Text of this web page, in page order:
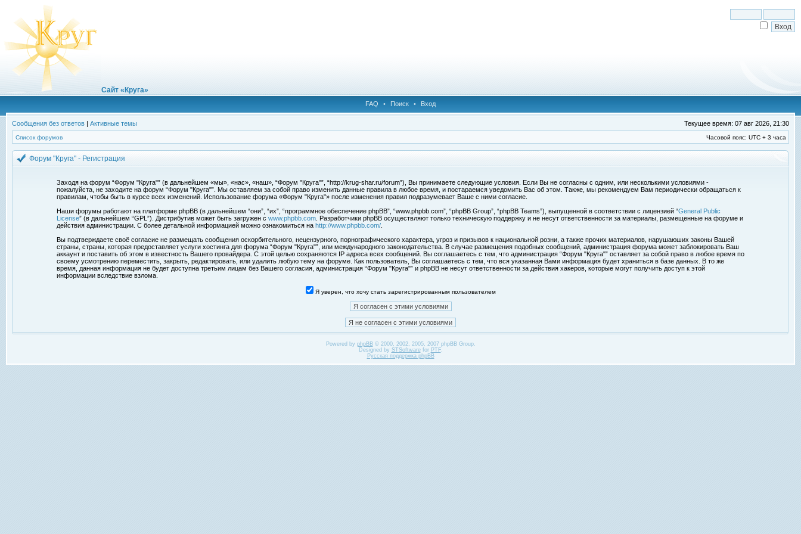
Сайт «Круга»
FAQ • Поиск • Вход
Сообщения без ответов | Активные темы Текущее время: 07 авг 2026, 21:30
Список форумов Часовой пояс: UTC + 3 часа
Форум "Круга" - Регистрация
Заходя на форум “Форум "Круга"” (в дальнейшем «мы», «нас», «наш», “Форум "Круга"”, “http://krug-shar.ru/forum”), Вы принимаете следующие условия. Если Вы не согласны с одним, или несколькими условиями -
пожалуйста, не заходите на форум “Форум "Круга"”. Мы оставляем за собой право изменить данные правила в любое время, и постараемся уведомить Вас об этом. Также, мы рекомендуем Вам периодически обращаться к
правилам, чтобы быть в курсе всех изменений. Использование форума «Форум "Круга"» после изменения правил подразумевает Ваше с ними согласие.
Наши форумы работают на платформе phpBB (в дальнейшем “они”, “их”, “программное обеспечение phpBB”, “www.phpbb.com”, “phpBB Group”, “phpBB Teams”), выпущенной в соответствии с лицензией “General Public
License” (в дальнейшем “GPL”). Дистрибутив может быть загружен с www.phpbb.com . Разработчики phpBB осуществляют только техническую поддержку и не несут ответственности за материалы, размещенные на форуме и
действия администрации. С более детальной информацией можно ознакомиться на http://www.phpbb.com/
Вы подтверждаете своё согласие не размещать сообщения оскорбительного, нецензурного, порнографического характера, угроз и призывов к национальной розни, а также прочих материалов, нарушаюших законы Вашей
страны, страны, которая предоставляет услуги хостинга для форума “Форум "Круга"”, или международного законодательства. В случае размещения подобных сообщений, администрация форума может заблокировать Ваш
аккаунт и поставить об этом в известность Вашего провайдера. С этой целью сохраняются IP адреса всех сообщений. Вы соглашаетесь с тем, что администрация “Форум "Круга"” оставляет за собой право в любое время по
своему усмотрению переместить, закрыть, редактировать, или удалить любую тему на форуме. Как пользователь, Вы соглашаетесь с тем, что вся указанная Вами информация будет храниться в базе данных. В то же
время, данная информация не будет доступна третьим лицам без Вашего согласия, администрация “Форум "Круга"” и phpBB не несут ответственности за действия хакеров, которые могут получить доступ к этой
информации вследствие взлома.
Я уверен, что хочу стать зарегистрированным пользователем
Powered by phpBB© 2000, 2002, 2005, 2007 phpBB Group.
Designed by STSoftwarefor PTF.
Русская поддержка phpBB